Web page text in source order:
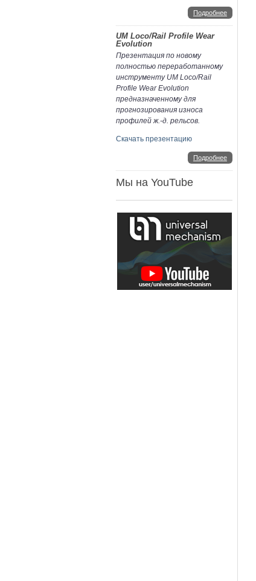
Подробнее
UM Loco/Rail Profile Wear
Evolution
Презентация по новому
полностью переработанному
инструменту UM Loco/Rail
Profile Wear Evolution
предназначенному для
прогнозирования износа
профилей ж.-д. рельсов.
Скачать презентацию
Подробнее
Мы на YouTube